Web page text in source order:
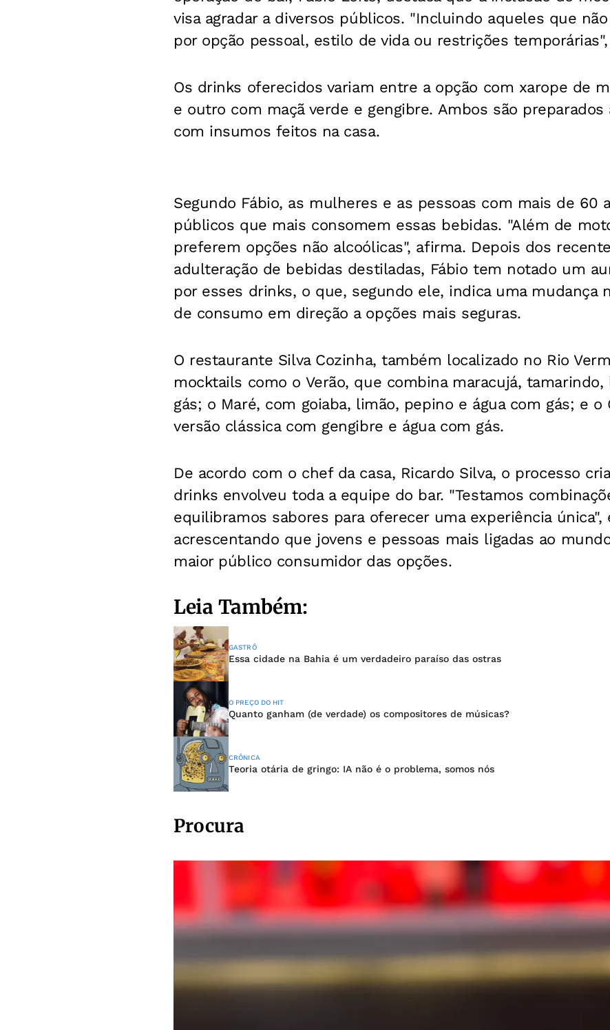
visa agradar a diversos públicos. "Incluindo aqueles que
por opção pessoal, estilo de vida ou restrições
Os drinks oferecidos variam entre a opção com xarope de
e outro com maçã verde e gengibre. Ambos são preparados
com insumos feitos na casa.
Segundo Fábio, as mulheres e as pessoas com mais de 60
públicos que mais consomem essas bebidas. "Além de
preferem opções não alcoólicas", afirma. Depois dos
adulteração de bebidas destiladas, Fábio tem notado um
por esses drinks, o que, segundo ele, indica uma mudança
de consumo em direção a opções mais seguras.
O restaurante Silva Cozinha, também localizado no Rio
mocktails como o Verão, que combina maracujá, tamarindo,
gás; o Maré, com goiaba, limão, pepino e água com gás; e o
versão clássica com gengibre e água com gás.
De acordo com o chef da casa, Ricardo Silva, o processo
drinks envolveu toda a equipe do bar. "Testamos
equilibramos sabores para oferecer uma experiência única",
acrescentando que jovens e pessoas mais ligadas ao
maior público consumidor das opções.
Leia Também:
GASTRÔ
Essa cidade na Bahia é um verdadeiro paraíso das ostras
O PREÇO DO HIT
Quanto ganham (de verdade) os compositores de músicas?
CRÔNICA
Teoria otária de gringo: IA não é o problema, somos nós
Procura